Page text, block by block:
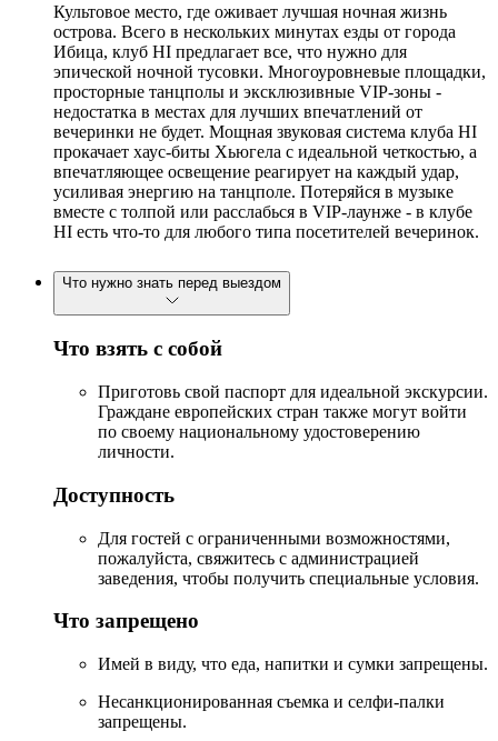
Культовое место, где оживает лучшая ночная жизнь
острова. Всего в нескольких минутах езды от города
Ибица, клуб HI предлагает все, что нужно для
эпической ночной тусовки. Многоуровневые площадки,
просторные танцполы и эксклюзивные VIP-зоны -
недостатка в местах для лучших впечатлений от
вечеринки не будет. Мощная звуковая система клуба HI
прокачает хаус-биты Хьюгела с идеальной четкостью, а
впечатляющее освещение реагирует на каждый удар,
усиливая энергию на танцполе. Потеряйся в музыке
вместе с толпой или расслабься в VIP-лаунже - в клубе
HI есть что-то для любого типа посетителей вечеринок.
Что нужно знать перед выездом
Что взять с собой
Приготовь свой паспорт для идеальной экскурсии.
Граждане европейских стран также могут войти
по своему национальному удостоверению
личности.
Доступность
Для гостей с ограниченными возможностями,
пожалуйста, свяжитесь с администрацией
заведения, чтобы получить специальные условия.
Что запрещено
Имей в виду, что еда, напитки и сумки запрещены.
Несанкционированная съемка и селфи-палки
запрещены.